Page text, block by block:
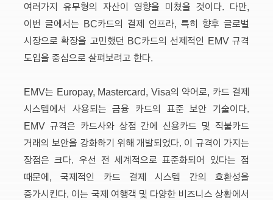
여러가지 유무형의 자산이 영향을 미쳤을 것이다. 다만,
이번 글에서는 BC카드의 결제 인프라, 특히 향후 글로벌
시장으로 확장을 고민했던 BC카드의 선제적인 EMV 규격
도입을 중심으로 살펴보려고 한다.
EMV는 Europay, Mastercard, Visa의 약어로, 카드 결제
시스템에서 사용되는 금융 카드의 표준 보안 기술이다.
EMV 규격은 카드사와 상점 간에 신용카드 및 직불카드
거래의 보안을 강화하기 위해 개발되었다. 이 규격이 가지는
장점은 크다. 우선 전 세계적으로 표준화되어 있다는 점
때문에, 국제적인 카드 결제 시스템 간의 호환성을
증가시킨다. 이는 국제 여행객 및 다양한 비즈니스 상황에서